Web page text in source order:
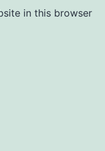
in this browser